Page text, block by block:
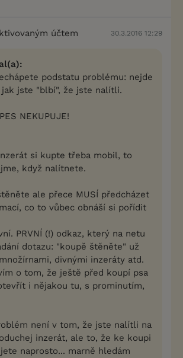
účtem 30.3.2016 12:29
podstatu problému: nejde
jste "blbí", že jste nalítli.
NEKUPUJE!
si kupte třeba mobil, to
když nalítnete.
ale přece MUSÍ předcházet
co to vůbec obnáší si pořídit
PRVNÍ (!) odkaz, který na netu
dotazu: "koupě štěněte" už
divnými inzeráty atd.
o tom, že ještě před koupí psa
i nějakou tu, s prominutím,
není v tom, že jste nalítli na
inzerát, ale to, že ke koupi
naprosto... marně hledám